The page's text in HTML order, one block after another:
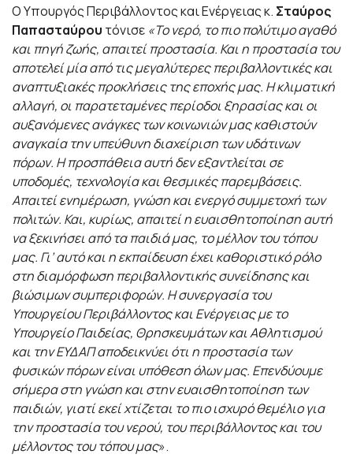
Ο Υπουργός Περιβάλλοντος και Ενέργειας κ. Σταύρος
Παπασταύρου τόνισε «Το νερό, το πιο πολύτιμο αγαθό
και πηγή ζωής, απαιτεί προστασία. Και η προστασία του
αποτελεί μία από τις μεγαλύτερες περιβαλλοντικές και
αναπτυξιακές προκλήσεις της εποχής μας. Η κλιματική
αλλαγή, οι παρατεταμένες περίοδοι ξηρασίας και οι
αυξανόμενες ανάγκες των κοινωνιών μας καθιστούν
αναγκαία την υπεύθυνη διαχείριση των υδάτινων
πόρων. Η προσπάθεια αυτή δεν εξαντλείται σε
υποδομές, τεχνολογία και θεσμικές παρεμβάσεις.
Απαιτεί ενημέρωση, γνώση και ενεργό συμμετοχή των
πολιτών. Και, κυρίως, απαιτεί η ευαισθητοποίηση αυτή
να ξεκινήσει από τα παιδιά μας, το μέλλον του τόπου
μας. Γι’ αυτό και η εκπαίδευση έχει καθοριστικό ρόλο
στη διαμόρφωση περιβαλλοντικής συνείδησης και
βιώσιμων συμπεριφορών. Η συνεργασία του
Υπουργείου Περιβάλλοντος και Ενέργειας με το
Υπουργείο Παιδείας, Θρησκευμάτων και Αθλητισμού
και την ΕΥΔΑΠ αποδεικνύει ότι η προστασία των
φυσικών πόρων είναι υπόθεση όλων μας. Επενδύουμε
σήμερα στη γνώση και στην ευαισθητοποίηση των
παιδιών, γιατί εκεί χτίζεται το πιο ισχυρό θεμέλιο για
την προστασία του νερού, του περιβάλλοντος και του
μέλλοντος του τόπου μας».